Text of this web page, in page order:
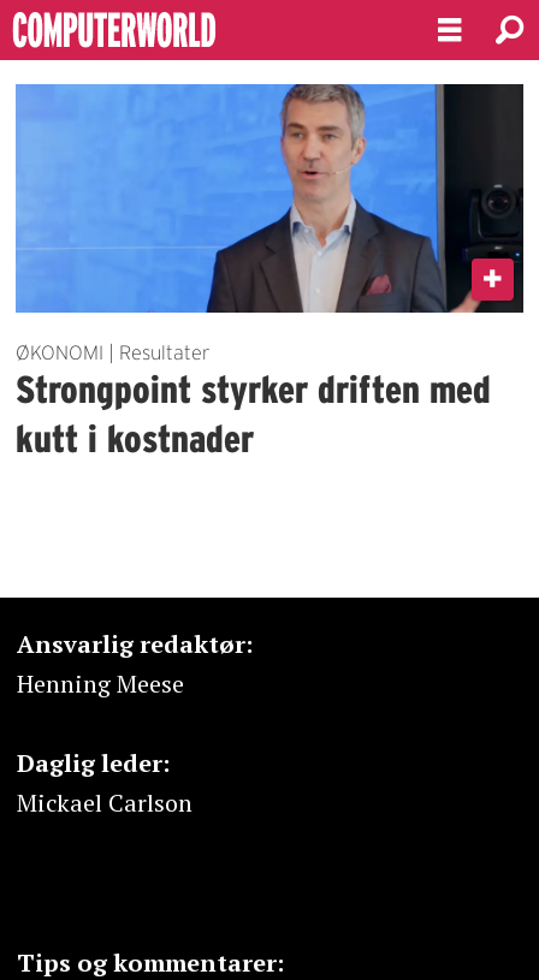
Emne:
ØKONOMI | Resultater
Strongpoint styrker driften med
kutt i kostnader
Ansvarlig redaktør:
Henning Meese
Daglig leder:
Mickael Carlson
Tips og kommentarer: